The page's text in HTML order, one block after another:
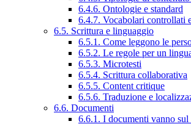
6.4.6. Ontologie e standard
6.4.7. Vocabolari controllati
6.5. Scrittura e linguaggio
6.5.1. Come leggono le
6.5.2. Le regole per un
6.5.3. Microtesti
6.5.4. Scrittura collaborativa
6.5.5. Content critique
6.5.6. Traduzione e
6.6. Documenti
6.6.1. I documenti vanno sul